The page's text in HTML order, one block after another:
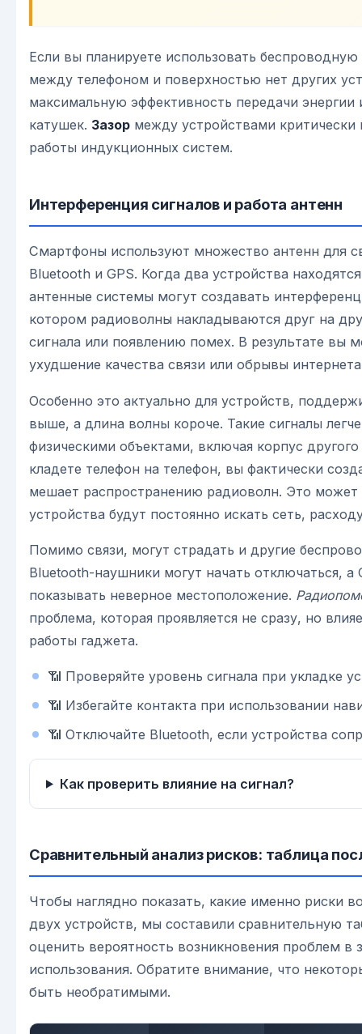
Если вы планируете использовать беспроводную
между телефоном и поверхностью нет других
максимальную эффективность передачи энергии
катушек. Зазор между устройствами критически
работы индукционных систем.
Интерференция сигналов и работа антенн
Смартфоны используют множество антенн для
Bluetooth и GPS. Когда два устройства
антенные системы могут создавать
котором радиоволны накладываются друг на
сигнала или появлению помех. В результате вы
ухудшение качества связи или обрывы
Особенно это актуально для устройств,
выше, а длина волны короче. Такие сигналы
физическими объектами, включая корпус
кладете телефон на телефон, вы фактически
мешает распространению радиоволн. Это может
устройства будут постоянно искать сеть,
Помимо связи, могут страдать и другие
Bluetooth-наушники могут начать отключаться, а
показывать неверное местоположение.
проблема, которая проявляется не сразу, но
работы гаджета.
📶 Проверяйте уровень сигнала при укладке
📶 Избегайте контакта при использовании
📶 Отключайте Bluetooth, если устройства
Как проверить влияние на сигнал?
Сравнительный анализ рисков: таблица
Чтобы наглядно показать, какие именно риски
двух устройств, мы составили сравнительную
оценить вероятность возникновения проблем в
использования. Обратите внимание, что
быть необратимыми.